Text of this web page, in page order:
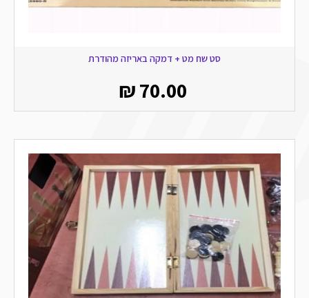
סט שח מט + דמקה באריזה מהודרת
₪70.00